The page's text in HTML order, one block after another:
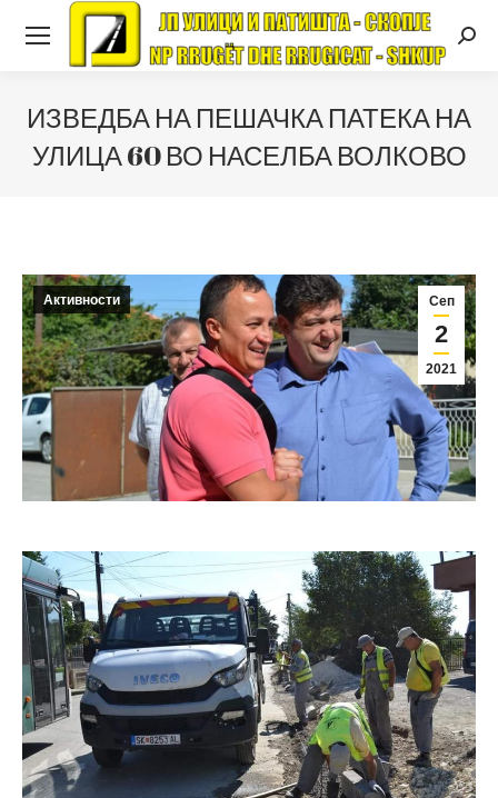
ИЗВЕДБА НА ПЕШАЧКА ПАТЕКА НА
УЛИЦА 60 ВО НАСЕЛБА ВОЛКОВО
Сеп
2
2021
Активности